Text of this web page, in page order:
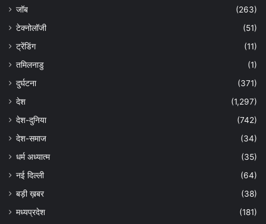
जॉब
(263)
टेक्नोलॉजी
(51)
ट्रेंडिंग
(11)
तमिलनाडु
(1)
दुर्घटना
(371)
देश
(1,297)
देश-दुनिया
(742)
देश-समाज
(34)
धर्म अध्यात्म
(35)
नई दिल्ली
(64)
बड़ी ख़बर
(38)
मध्यप्रदेश
(181)